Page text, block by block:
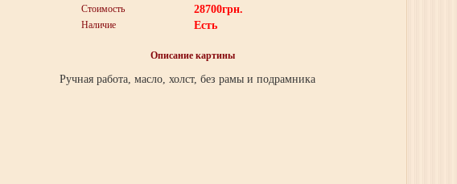
Стоимость 28700грн.
Наличие Есть
Описание картины
Ручная работа, масло, холст, без рамы и подрамника